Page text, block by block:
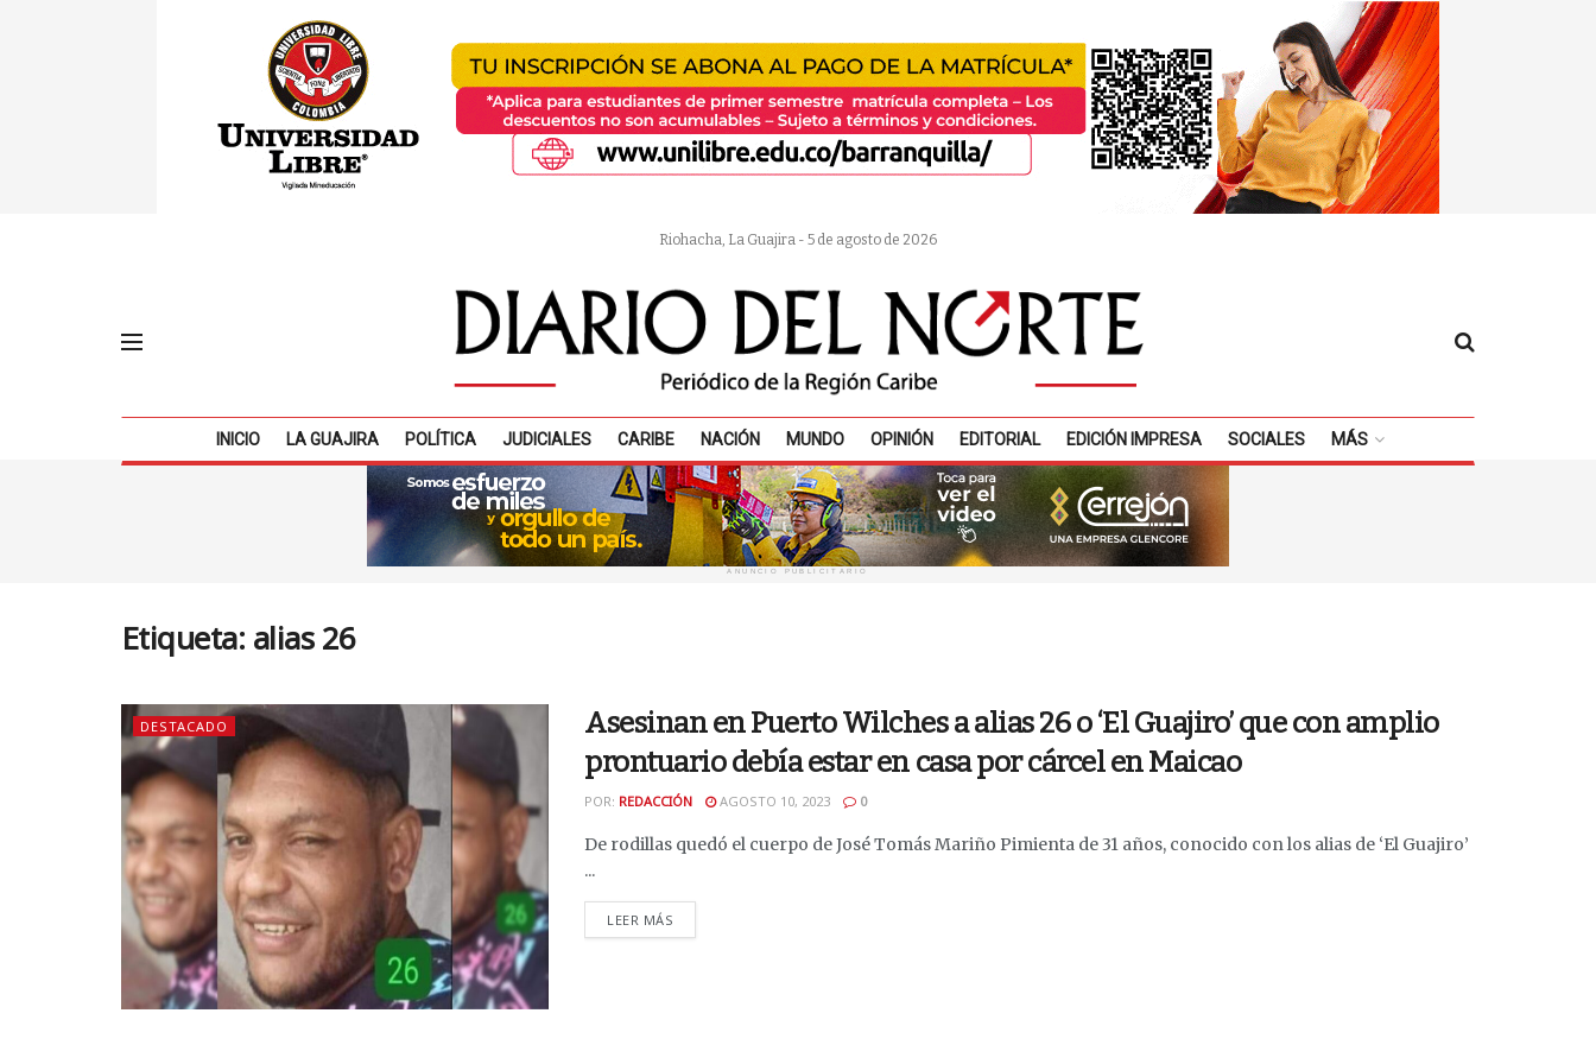
Riohacha, La Guajira - 5 de agosto de 2026
INICIO LA GUAJIRA POLÍTICA JUDICIALES CARIBE NACIÓN MUNDO OPINIÓN EDITORIAL EDICIÓN IMPRESA SOCIALES MÁS
ANUNCIO PUBLICITARIO
Etiqueta: alias 26
DESTACADO
Asesinan en Puerto Wilches a alias 26 o ‘El Guajiro’ que con amplio
prontuario debía estar en casa por cárcel en Maicao
POR: REDACCIÓN AGOSTO 10, 2023 0
De rodillas quedó el cuerpo de José Tomás Mariño Pimienta de 31 años, conocido con los alias de ‘El Guajiro’
...
LEER MÁS